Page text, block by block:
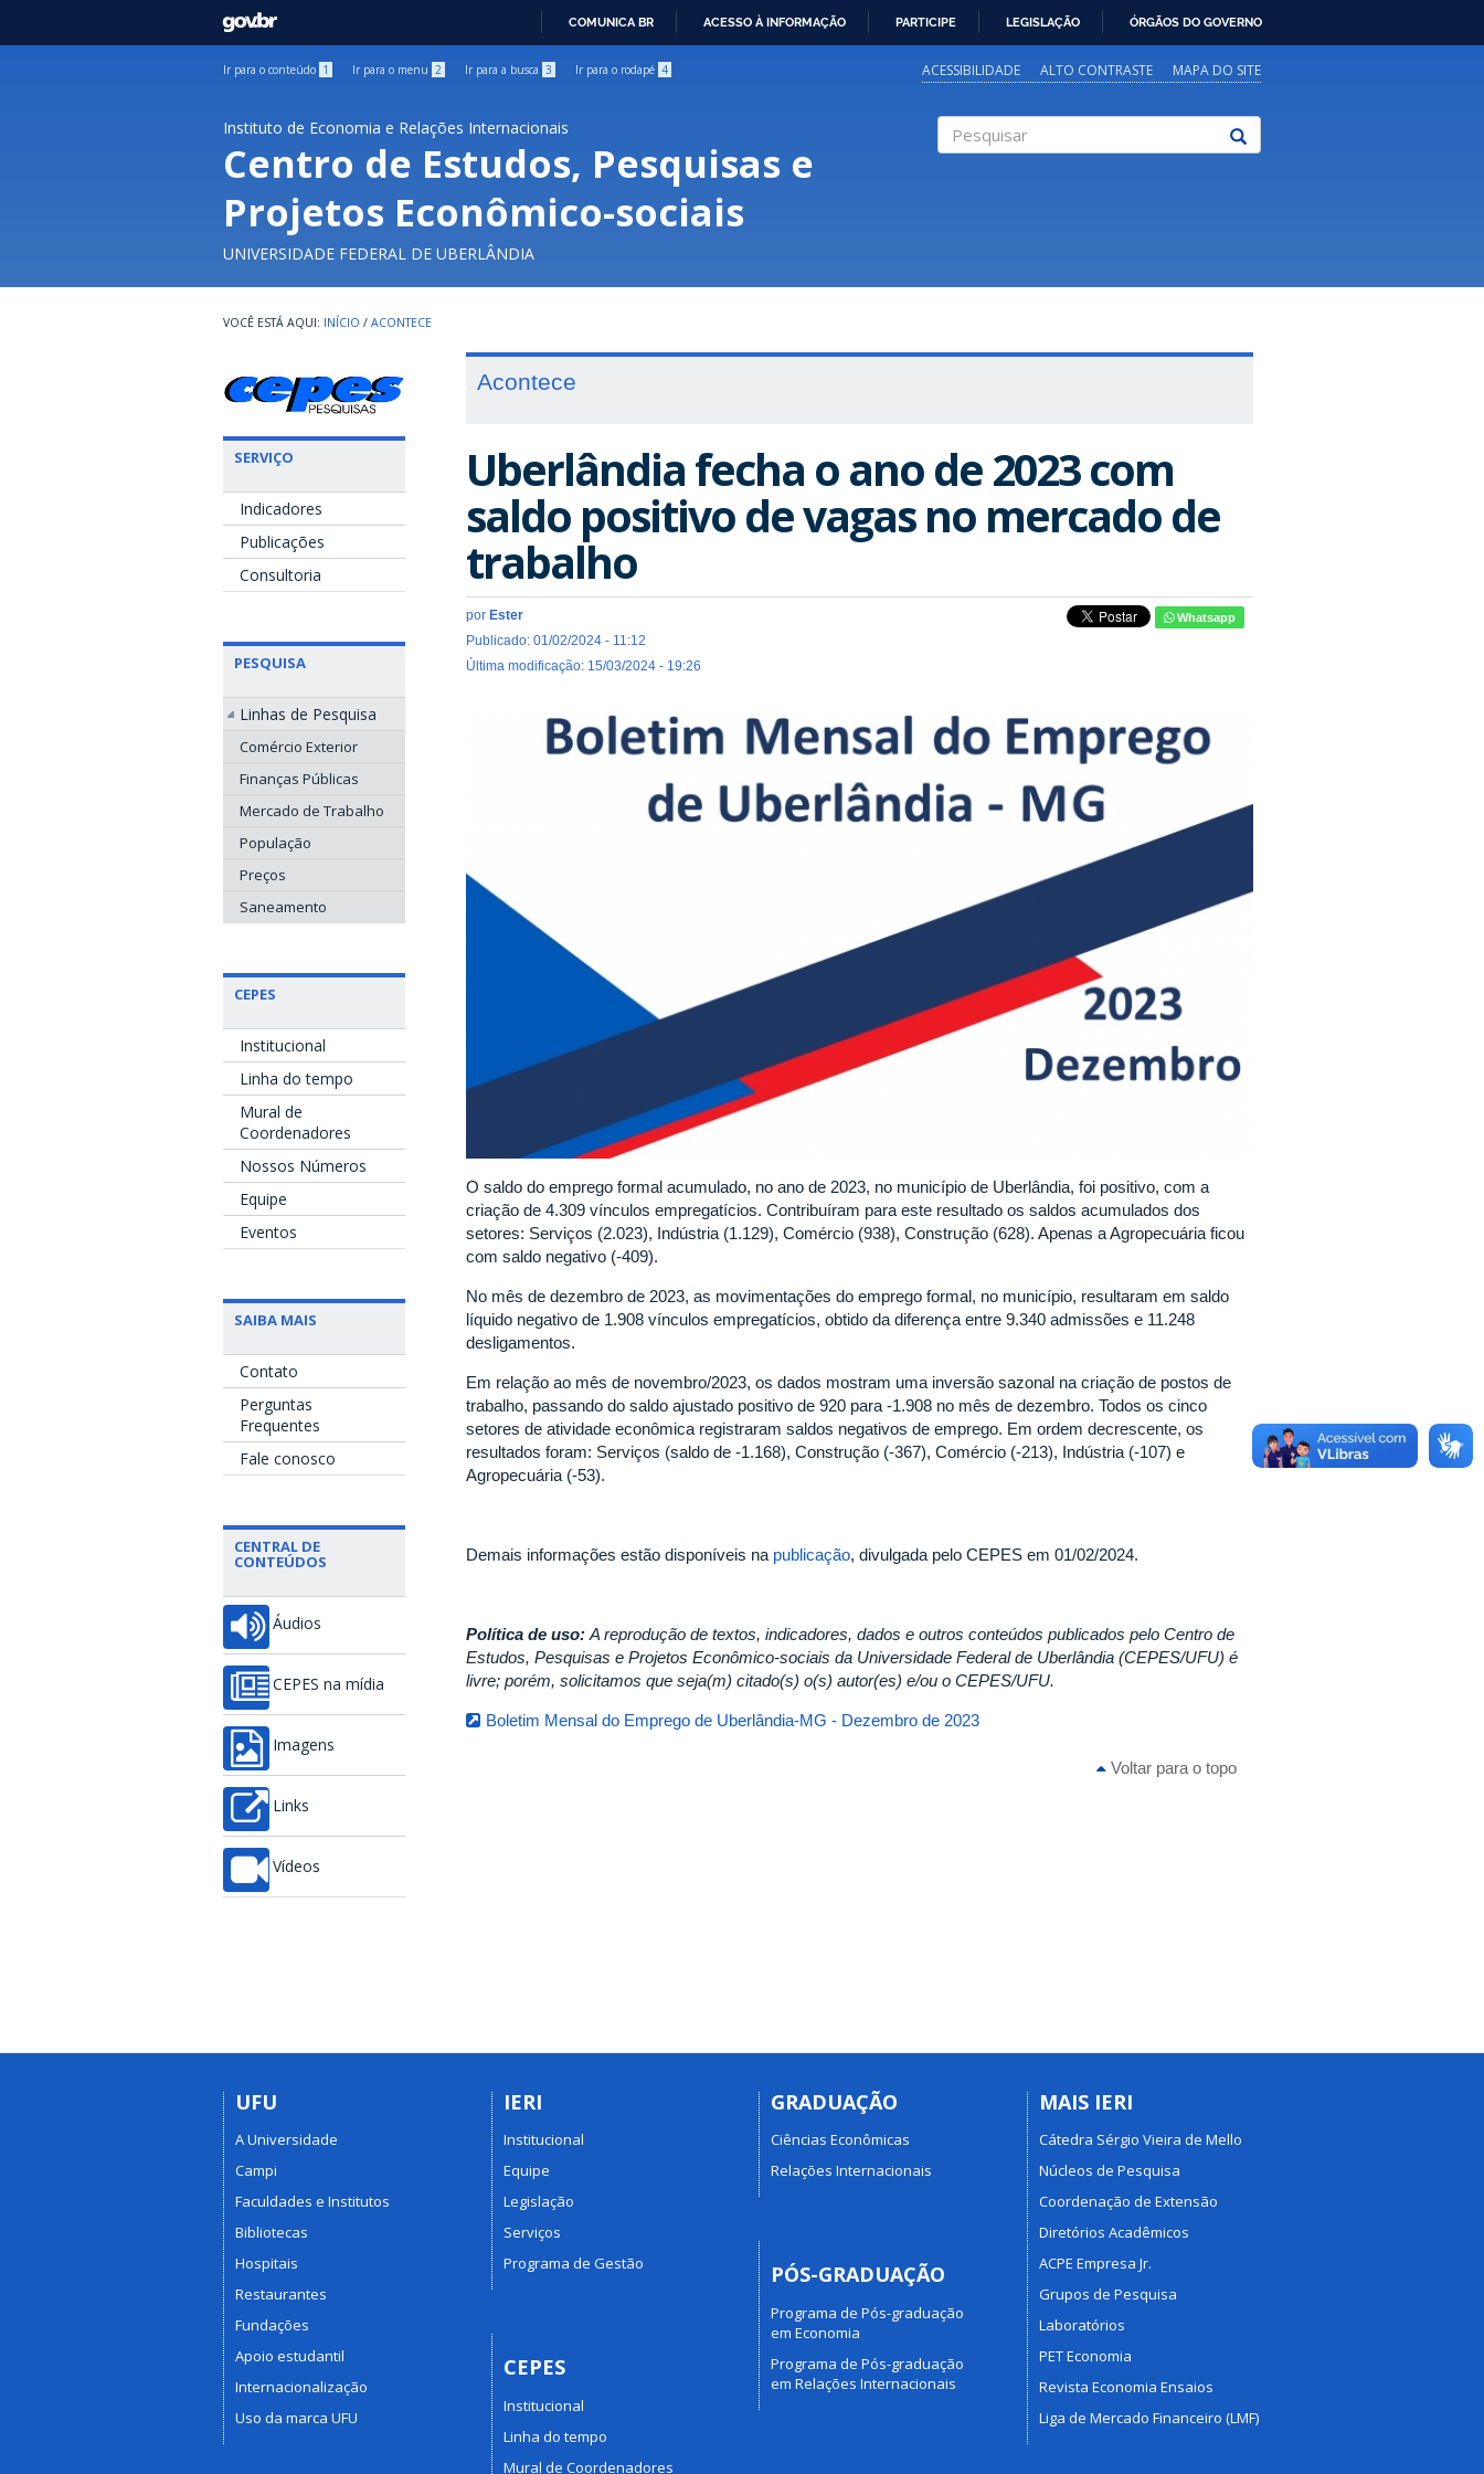
GOVBR
COMUNICA BR ACESSO À INFORMAÇÃO PARTICIPE LEGISLAÇÃO ÓRGÃOS DO GOVERNO
Ir para o conteúdo 1 Ir para o menu 2 Ir para a busca 3 Ir para o rodapé 4 ACESSIBILIDADE ALTO CONTRASTE MAPA DO SITE
Instituto de Economia e Relações Internacionais
Centro de Estudos, Pesquisas e
Projetos Econômico-sociais
UNIVERSIDADE FEDERAL DE UBERLÂNDIA
INÍCIO / ACONTECE
SERVIÇO
Indicadores
Publicações
Consultoria
PESQUISA
Linhas de Pesquisa
Comércio Exterior
Finanças Públicas
Mercado de Trabalho
População
Preços
Saneamento
CEPES
Institucional
Linha do tempo
Mural de
Coordenadores
Nossos Números
Equipe
Eventos
SAIBA MAIS
Contato
Perguntas
Frequentes
Fale conosco
CENTRAL DE
CONTEÚDOS
Áudios
CEPES na mídia
Imagens
Links
Vídeos
Acontece
Uberlândia fecha o ano de 2023 com
saldo positivo de vagas no mercado de
trabalho
por Ester
Publicado: 01/02/2024 - 11:12
Última modificação: 15/03/2024 - 19:26
Whatsapp
O saldo do emprego formal acumulado, no ano de 2023, no município de Uberlândia, foi positivo, com a
criação de 4.309 vínculos empregatícios. Contribuíram para este resultado os saldos acumulados dos
setores: Serviços (2.023), Indústria (1.129), Comércio (938), Construção (628). Apenas a Agropecuária ficou
com saldo negativo (-409).
No mês de dezembro de 2023, as movimentações do emprego formal, no município, resultaram em saldo
líquido negativo de 1.908 vínculos empregatícios, obtido da diferença entre 9.340 admissões e 11.248
desligamentos.
Em relação ao mês de novembro/2023, os dados mostram uma inversão sazonal na criação de postos de
trabalho, passando do saldo ajustado positivo de 920 para -1.908 no mês de dezembro. Todos os cinco
setores de atividade econômica registraram saldos negativos de emprego. Em ordem decrescente, os
resultados foram: Serviços (saldo de -1.168), Construção (-367), Comércio (-213), Indústria (-107) e
Agropecuária (-53).
Demais informações estão disponíveis na publicação, divulgada pelo CEPES em 01/02/2024.
Política de uso: A reprodução de textos, indicadores, dados e outros conteúdos publicados pelo Centro de
Estudos, Pesquisas e Projetos Econômico-sociais da Universidade Federal de Uberlândia (CEPES/UFU) é
livre; porém, solicitamos que seja(m) citado(s) o(s) autor(es) e/ou o CEPES/UFU.
Boletim Mensal do Emprego de Uberlândia-MG - Dezembro de 2023
Voltar para o topo
UFU
A Universidade
Campi
Faculdades e Institutos
Bibliotecas
Hospitais
Restaurantes
Fundações
Apoio estudantil
Internacionalização
Uso da marca UFU
IERI
Institucional
Equipe
Legislação
Serviços
Programa de Gestão
CEPES
Institucional
Linha do tempo
Mural de Coordenadores
GRADUAÇÃO
Ciências Econômicas
Relações Internacionais
PÓS-GRADUAÇÃO
Programa de Pós-graduação
em Economia
Programa de Pós-graduação
em Relações Internacionais
MAIS IERI
Cátedra Sérgio Vieira de Mello
Núcleos de Pesquisa
Coordenação de Extensão
Diretórios Acadêmicos
ACPE Empresa Jr.
Grupos de Pesquisa
Laboratórios
PET Economia
Revista Economia Ensaios
Liga de Mercado Financeiro (LMF)